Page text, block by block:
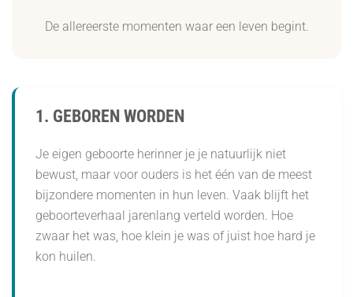
De allereerste momenten waar een leven begint.
1. GEBOREN WORDEN
Je eigen geboorte herinner je je natuurlijk niet
bewust, maar voor ouders is het één van de meest
bijzondere momenten in hun leven. Vaak blijft het
geboorteverhaal jarenlang verteld worden. Hoe
zwaar het was, hoe klein je was of juist hoe hard je
kon huilen.